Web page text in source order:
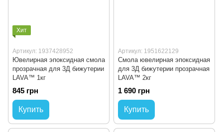
Хит
Артикул: 1937428952
Ювелирная эпоксидная смола
прозрачная для 3Д бижутерии
LAVA™ 1кг
845 грн
Купить
Артикул: 1951622129
Смола ювелирная эпоксидная
для 3Д бижутерии прозрачная
LAVA™ 2кг
1 690 грн
Купить